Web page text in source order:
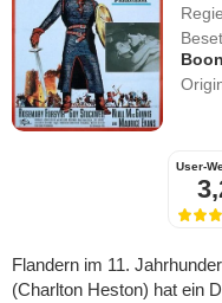
User-
Flandern im 11.
(Charlton Heston) hat ein